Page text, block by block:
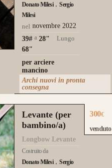
Donato Milesi
Sergio
Milesi
nel novembre 2022
39# a 28"
Lungo
68"
per arciere
mancino
Archi nuovi in pronta
consegna
Levante (per
bambino/a)
Longbow Levante
Costruito da
Donato Milesi
Sergio
300€
venduto